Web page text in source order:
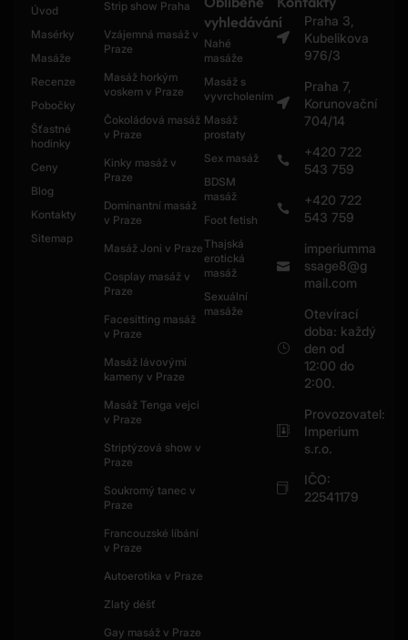
Úvod
Masérky
Masáže
Recenze
Pobočky
Šťastné
hodinky
Ceny
Blog
Kontakty
Sitemap
Strip show Praha
Vzájemná masáž v
Praze
Masáž horkým
voskem v Praze
Čokoládová masáž
v Praze
Kinky masáž v
Praze
Dominantní masáž
v Praze
Masáž Joni v Praze
Cosplay masáž v
Praze
Facesitting masáž
v Praze
Masáž lávovými
kameny v Praze
Masáž Tenga vejci
v Praze
Striptýzová show v
Praze
Soukromý tanec v
Praze
Francouzské líbání
v Praze
Autoerotika v Praze
Zlatý déšť
Gay masáž v Praze
vyhledávání
Nahé
masáže
Masáž s
vyvrcholením
Masáž
prostaty
Sex masáž
BDSM
masáž
Foot fetish
Thajská
erotická
masáž
Sexuální
masáže
Praha 3,
Kubelikova
976/3
Praha 7,
Korunovační
704/14
+420 722
543 759
+420 722
543 759
imperiumma
ssage8@g
mail.com
Otevírací
doba: každý
den od
12:00 do
2:00.
Provozovatel:
Imperium
s.r.o.
IČO:
22541179